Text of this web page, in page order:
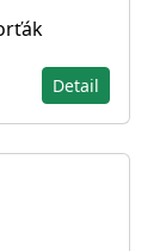
Detail